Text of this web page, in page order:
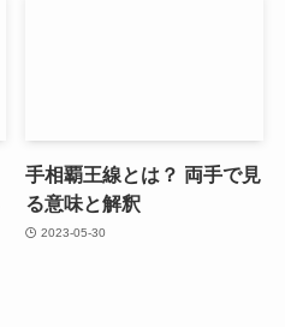
手相覇王線とは？ 両手で見
る意味と解釈
2023-05-30